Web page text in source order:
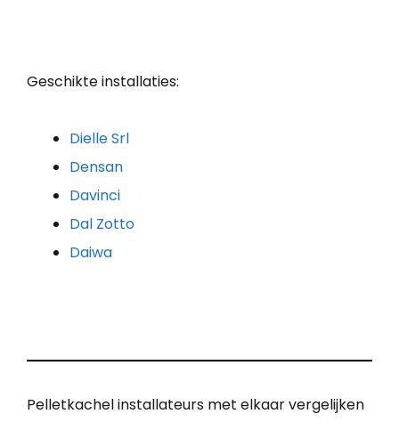
Geschikte installaties:
Dielle Srl
Densan
Davinci
Dal Zotto
Daiwa
Pelletkachel installateurs met elkaar vergelijken